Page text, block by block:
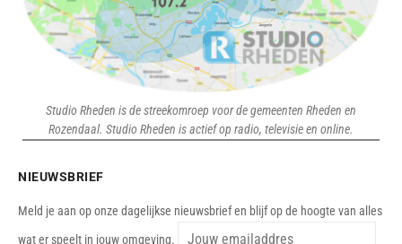
Studio Rheden is de streekomroep voor de gemeenten Rheden en
Rozendaal. Studio Rheden is actief op radio, televisie en online.
NIEUWSBRIEF
Meld je aan op onze dagelijkse nieuwsbrief en blijf op de hoogte van alles
wat er speelt in jouw omgeving.